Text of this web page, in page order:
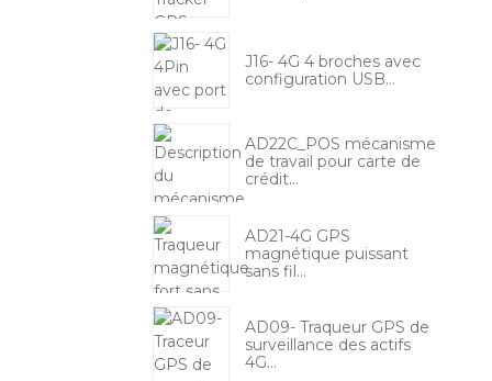
J16- 4G 4 broches avec
configuration USB...
AD22C_POS mécanisme
de travail pour carte de
crédit...
AD21-4G GPS
magnétique puissant
sans fil...
AD09- Traqueur GPS de
surveillance des actifs
4G...